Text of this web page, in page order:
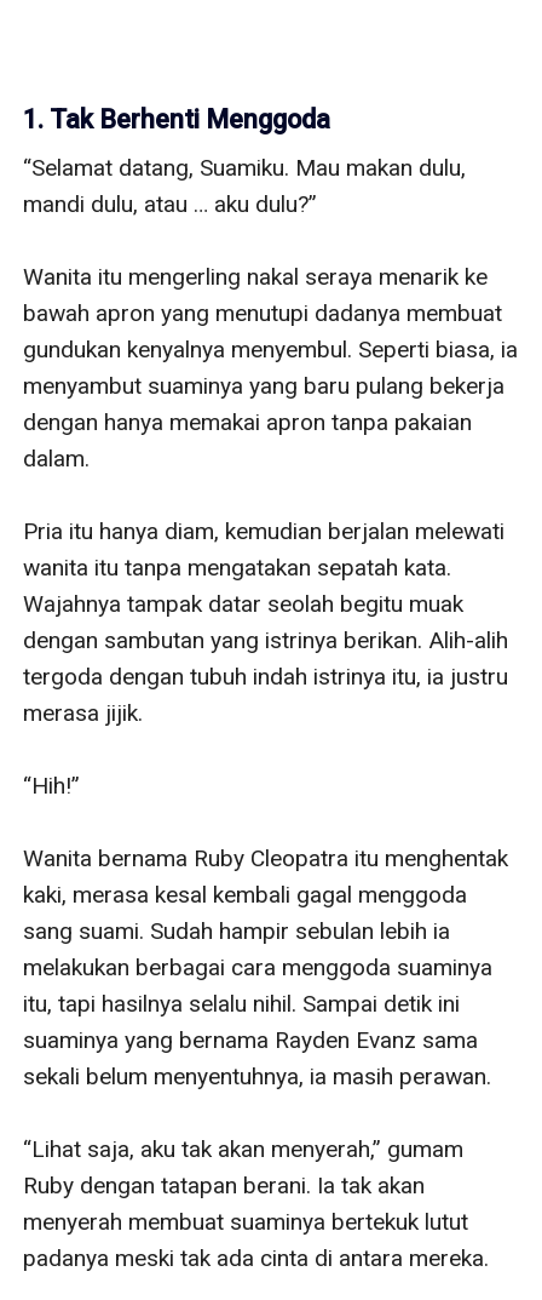
1. Tak Berhenti Menggoda
“Selamat datang, Suamiku. Mau makan dulu,
mandi dulu, atau … aku dulu?”
Wanita itu mengerling nakal seraya menarik ke
bawah apron yang menutupi dadanya membuat
gundukan kenyalnya menyembul. Seperti biasa, ia
menyambut suaminya yang baru pulang bekerja
dengan hanya memakai apron tanpa pakaian
dalam.
Pria itu hanya diam, kemudian berjalan melewati
wanita itu tanpa mengatakan sepatah kata.
Wajahnya tampak datar seolah begitu muak
dengan sambutan yang istrinya berikan. Alih-alih
tergoda dengan tubuh indah istrinya itu, ia justru
merasa jijik.
“Hih!”
Wanita bernama Ruby Cleopatra itu menghentak
kaki, merasa kesal kembali gagal menggoda
sang suami. Sudah hampir sebulan lebih ia
melakukan berbagai cara menggoda suaminya
itu, tapi hasilnya selalu nihil. Sampai detik ini
suaminya yang bernama Rayden Evanz sama
sekali belum menyentuhnya, ia masih perawan.
“Lihat saja, aku tak akan menyerah,” gumam
Ruby dengan tatapan berani. Ia tak akan
menyerah membuat suaminya bertekuk lutut
padanya meski tak ada cinta di antara mereka.